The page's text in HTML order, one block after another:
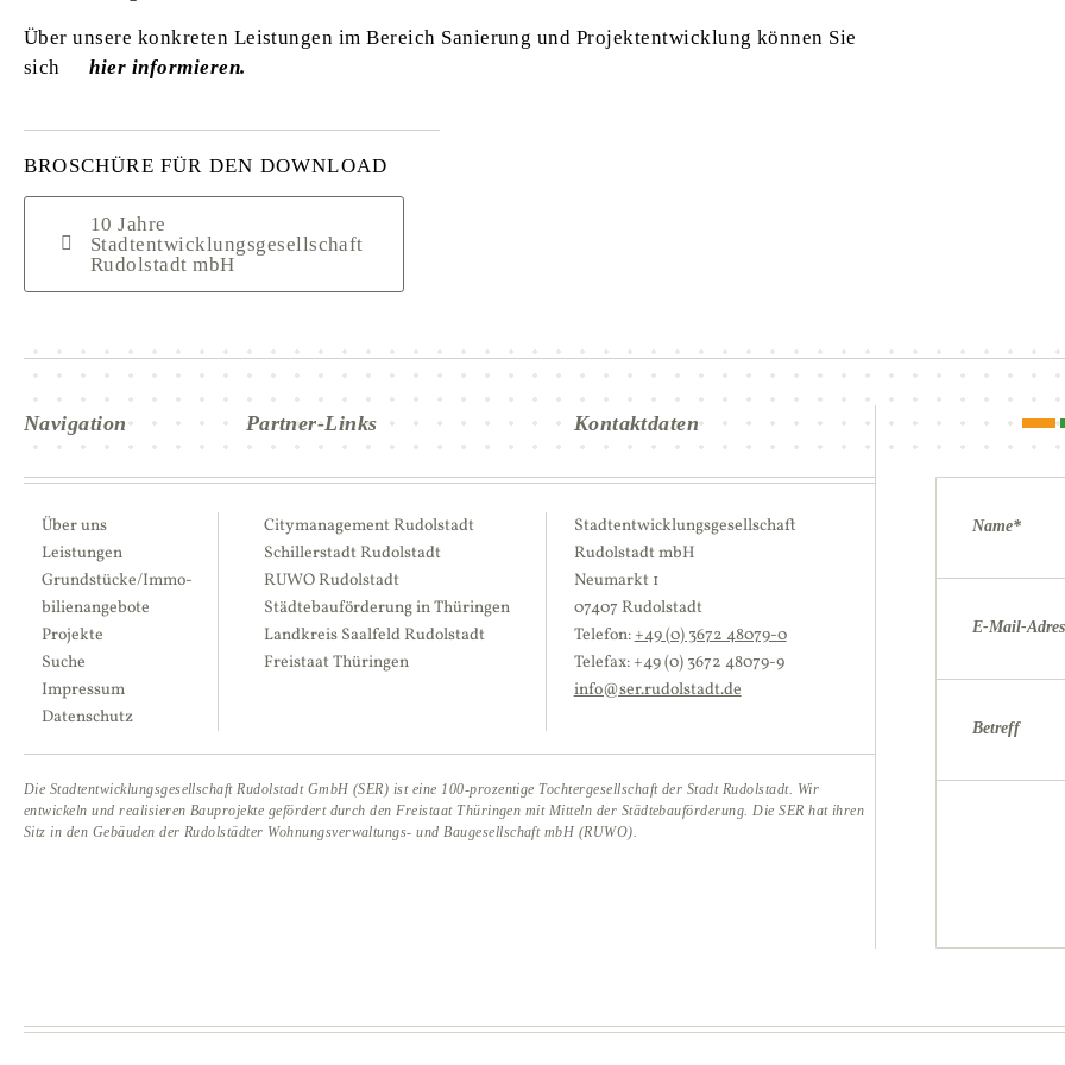
Über unsere konkreten Leistungen im Bereich Sanierung und Projektentwicklung können Sie
sich
hier informieren.
BROSCHÜRE FÜR DEN DOWNLOAD
10 Jahre
Stadtentwicklungsgesellschaft
Rudolstadt mbH
Navigation
Über uns
Leistungen
Grund­stücke/Immo­
bilien­angebote
Projekte
Suche
Impressum
Datenschutz
Partner-Links
Citymanagement Rudolstadt
Schillerstadt Rudolstadt
RUWO Rudolstadt
Städtebauförderung in Thüringen
Landkreis Saalfeld Rudolstadt
Freistaat Thüringen
Kontaktdaten
Stadtentwicklungs­gesellschaft
Rudolstadt mbH
Neumarkt 1
07407 Rudolstadt
Telefon:+49 (0) 3672 48079-0
Telefax: +49 (0) 3672 48079-9
info@ser.rudolstadt.de
Die Stadtentwicklungsgesellschaft Rudolstadt GmbH (SER) ist eine 100-prozentige Tochtergesellschaft der Stadt Rudolstadt. Wir
entwickeln und realisieren Bauprojekte gefördert durch den Freistaat Thüringen mit Mitteln der Städtebauförderung. Die SER hat ihren
Sitz in den Gebäuden der Rudolstädter Wohnungsverwaltungs- und Baugesellschaft mbH (RUWO).
Name*
E-Mail-
Betreff